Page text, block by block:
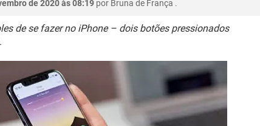
de 2020 às 08:19 por Bruna de França .
de se fazer no iPhone – dois botões pressionados
.